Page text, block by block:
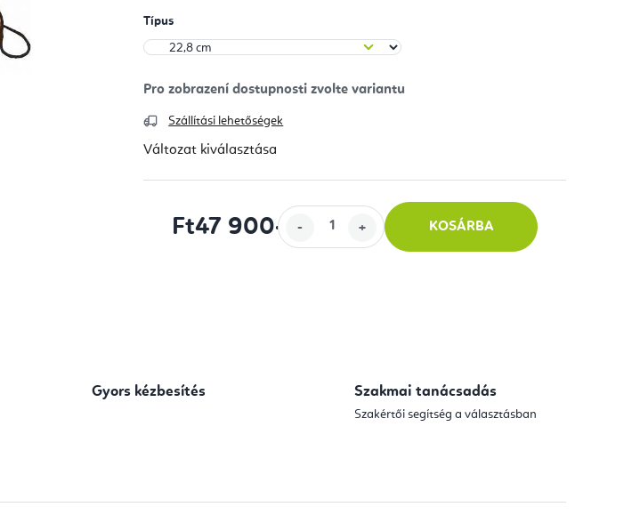
Típus
Szállítási lehetőségek
Változat kiválasztása
Ft47 900-tól KOSÁRBA
Gyors kézbesítés Szakmai tanácsadás
Szakértői segítség a választásban